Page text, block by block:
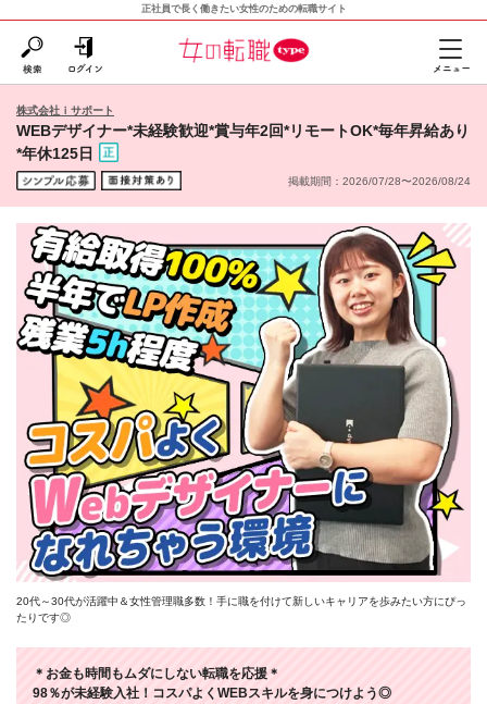
正社員で長く働きたい女性のための転職サイト
株式会社ｉサポート
WEBデザイナー*未経験歓迎*賞与年2回*リモートOK*毎年昇給あり
*年休125日
掲載期間：2026/07/28〜2026/08/24
20代～30代が活躍中＆女性管理職多数！手に職を付けて新しいキャリアを歩みたい方にぴっ
たりです◎
＊お金も時間もムダにしない転職を応援＊
98％が未経験入社！コスパよくWEBスキルを身につけよう◎